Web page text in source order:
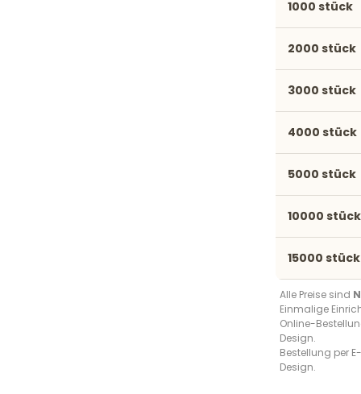
1000 stück
2000 stück
3000 stück
4000 stück
5000 stück
10000 stück
15000 stück
Alle Preise sind
Einmalige
Online-
Design.
Bestellung per
Design.